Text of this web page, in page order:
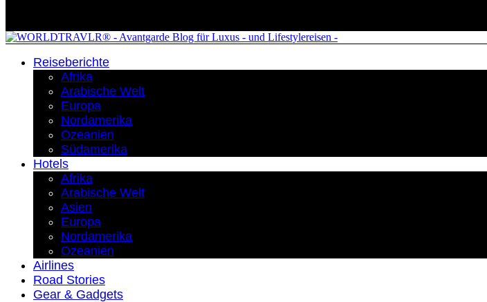
Reiseberichte
Afrika
Arabische Welt
Europa
Nordamerika
Ozeanien
Südamerika
Hotels
Afrika
Arabische Welt
Asien
Europa
Nordamerika
Ozeanien
Airlines
Road Stories
Gear & Gadgets